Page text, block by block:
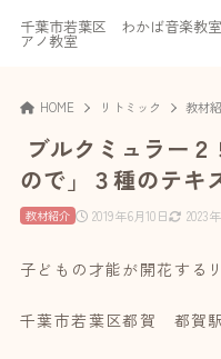
千葉市若葉区 わかば音楽教
アノ教室
HOME リトミック 教材
ブルクミュラー
ので」３種のテキ
2019年6月10日 2023
教材紹介
子どもの才能が開花する
千葉市若葉区都賀 都賀